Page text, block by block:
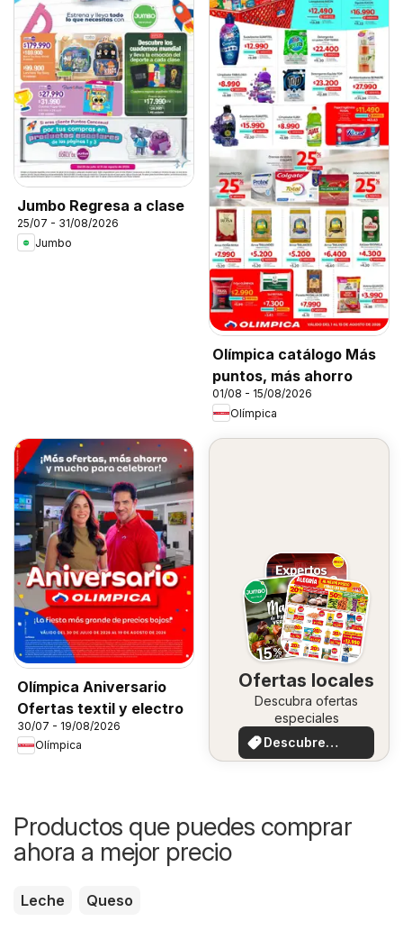
Jumbo Regresa a clase
25/07 - 31/08/2026
Jumbo
Olímpica catálogo Más
puntos, más ahorro
01/08 - 15/08/2026
Olímpica
Olímpica Aniversario
Ofertas textil y electro
30/07 - 19/08/2026
Olímpica
Ofertas locales
Descubra ofertas
especiales
Descubre
ofertas
Productos que puedes comprar
ahora a mejor precio
Leche Queso